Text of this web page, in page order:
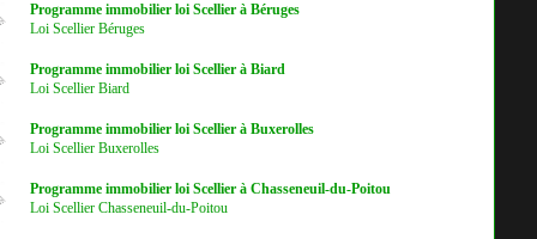
Programme immobilier loi Scellier à Béruges
Loi Scellier Béruges
Programme immobilier loi Scellier à Biard
Loi Scellier Biard
Programme immobilier loi Scellier à Buxerolles
Loi Scellier Buxerolles
Programme immobilier loi Scellier à Chasseneuil-du-Poitou
Loi Scellier Chasseneuil-du-Poitou